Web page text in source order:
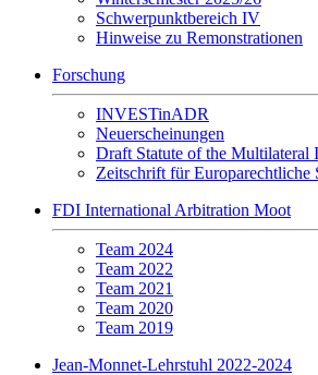
Schwerpunktbereich IV
Hinweise zu Remonstrationen
Forschung
INVESTinADR
Neuerscheinungen
Draft Statute of the Multilateral
Zeitschrift für Europarechtliche
FDI International Arbitration Moot
Team 2024
Team 2022
Team 2021
Team 2020
Team 2019
Jean-Monnet-Lehrstuhl 2022-2024